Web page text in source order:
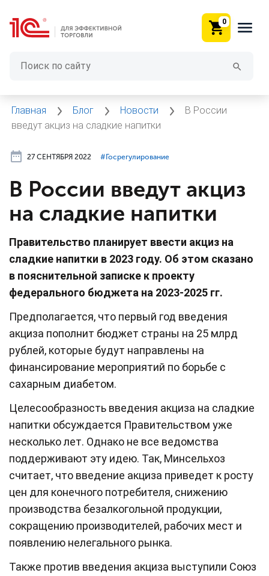
0
Главная Блог Новости
В России
введут акциз на сладкие напитки
27 СЕНТЯБРЯ 2022 #⁣Госрегулирование
В России введут акциз
на сладкие напитки
Правительство планирует ввести акциз на
сладкие напитки в 2023 году. Об этом сказано
в пояснительной записке к проекту
федерального бюджета на 2023-2025 гг.
Предполагается, что первый год введения
акциза пополнит бюджет страны на 25 млрд
рублей, которые будут направлены на
финансирование мероприятий по борьбе с
сахарным диабетом.
Целесообразность введения акциза на сладкие
напитки обсуждается Правительством уже
несколько лет. Однако не все ведомства
поддерживают эту идею. Так, Минсельхоз
считает, что введение акциза приведет к росту
цен для конечного потребителя, снижению
производства безалкогольной продукции,
сокращению производителей, рабочих мест и
появлению нелегального рынка.
Также против введения акциза выступили Союз